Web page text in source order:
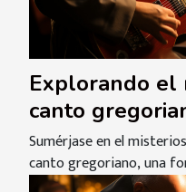
Explorando el
canto
Sumérjase en el
canto gregoriano, una